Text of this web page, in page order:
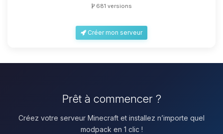
681 versions
Créer mon serveur
Prêt à commencer ?
Créez votre serveur Minecraft et installez n’importe quel
modpack en 1 clic !